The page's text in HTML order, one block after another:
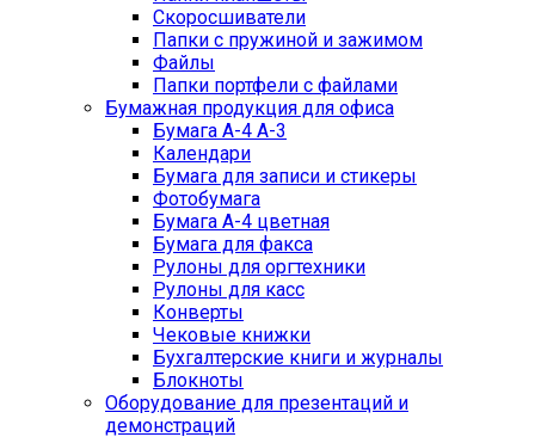
Скоросшиватели
Папки с пружиной и зажимом
Файлы
Папки портфели с файлами
Бумажная продукция для офиса
Бумага А-4 А-3
Календари
Бумага для записи и стикеры
Фотобумага
Бумага А-4 цветная
Бумага для факса
Рулоны для оргтехники
Рулоны для касс
Конверты
Чековые книжки
Бухгалтерские книги и журналы
Блокноты
Оборудование для презентаций и
демонстраций